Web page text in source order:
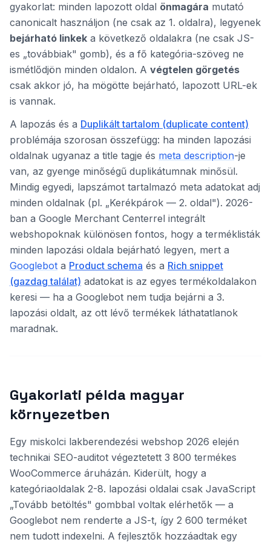
gyakorlat: minden lapozott oldal önmagára mutató
canonicalt használjon (ne csak az 1. oldalra), legyenek
bejárható linkek a következő oldalakra (ne csak JS-
es „továbbiak" gomb), és a fő kategória-szöveg ne
ismétlődjön minden oldalon. A végtelen görgetés
csak akkor jó, ha mögötte bejárható, lapozott URL-ek
is vannak.
A lapozás és a Duplikált tartalom (duplicate content)
problémája szorosan összefügg: ha minden lapozási
oldalnak ugyanaz a title tagje és meta description-je
van, az gyenge minőségű duplikátumnak minősül.
Mindig egyedi, lapszámot tartalmazó meta adatokat adj
minden oldalnak (pl. „Kerékpárok — 2. oldal"). 2026-
ban a Google Merchant Centerrel integrált
webshopoknak különösen fontos, hogy a terméklisták
minden lapozási oldala bejárható legyen, mert a
Googlebot a Product schema és a Rich snippet
(gazdag találat) adatokat is az egyes termékoldalakon
keresi — ha a Googlebot nem tudja bejárni a 3.
lapozási oldalt, az ott lévő termékek láthatatlanok
maradnak.
Gyakorlati példa magyar
környezetben
Egy miskolci lakberendezési webshop 2026 elején
technikai SEO-auditot végeztetett 3 800 termékes
WooCommerce áruházán. Kiderült, hogy a
kategóriaoldalak 2-8. lapozási oldalai csak JavaScript
„Tovább betöltés" gombbal voltak elérhetők — a
Googlebot nem renderte a JS-t, így 2 600 terméket
nem tudott indexelni. A fejlesztők hozzáadtak egy